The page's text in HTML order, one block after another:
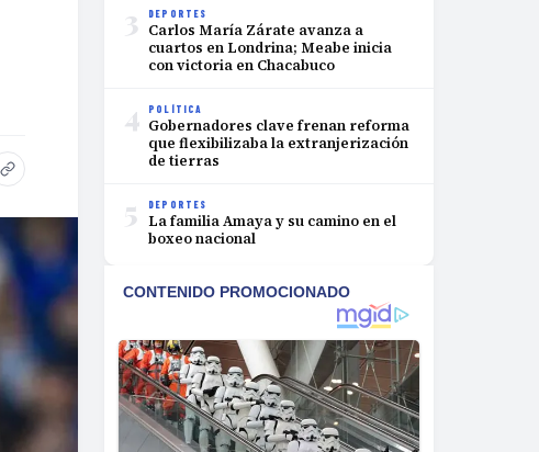
3 DEPORTES
Carlos María Zárate avanza a
cuartos en Londrina; Meabe inicia
con victoria en Chacabuco
4 POLÍTICA
Gobernadores clave frenan reforma
que flexibilizaba la extranjerización
de tierras
5 DEPORTES
La familia Amaya y su camino en el
boxeo nacional